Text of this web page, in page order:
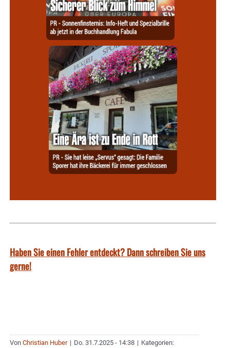
Haben Sie einen Fehler entdeckt? Dann schreiben Sie uns
gerne!
Von Christian Huber | Do. 31.7.2025 - 14:38 | Kategorien: